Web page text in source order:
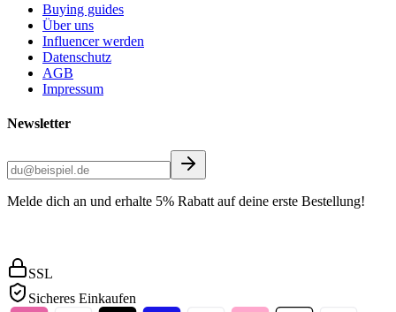
Buying guides
Über uns
Influencer werden
Datenschutz
AGB
Impressum
Newsletter
Melde dich an und erhalte 5% Rabatt auf deine erste Bestellung!
SSL
Sicheres Einkaufen